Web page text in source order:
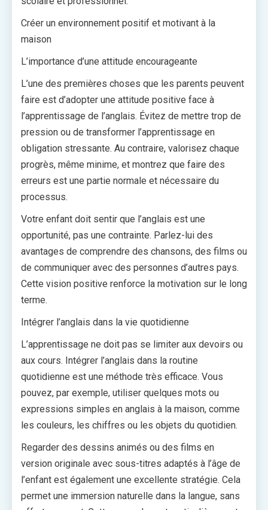
Créer un environnement positif et motivant à la
maison
L’importance d’une attitude encourageante
L’une des premières choses que les parents peuvent
faire est d’adopter une attitude positive face à
l’apprentissage de l’anglais. Évitez de mettre trop de
pression ou de transformer l’apprentissage en
obligation stressante. Au contraire, valorisez chaque
progrès, même minime, et montrez que faire des
erreurs est une partie normale et nécessaire du
processus.
Votre enfant doit sentir que l’anglais est une
opportunité, pas une contrainte. Parlez-lui des
avantages de comprendre des chansons, des films ou
de communiquer avec des personnes d’autres pays.
Cette vision positive renforce la motivation sur le long
terme.
Intégrer l’anglais dans la vie quotidienne
L’apprentissage ne doit pas se limiter aux devoirs ou
aux cours. Intégrer l’anglais dans la routine
quotidienne est une méthode très efficace. Vous
pouvez, par exemple, utiliser quelques mots ou
expressions simples en anglais à la maison, comme
les couleurs, les chiffres ou les objets du quotidien.
Regarder des dessins animés ou des films en
version originale avec sous-titres adaptés à l’âge de
l’enfant est également une excellente stratégie. Cela
permet une immersion naturelle dans la langue, sans